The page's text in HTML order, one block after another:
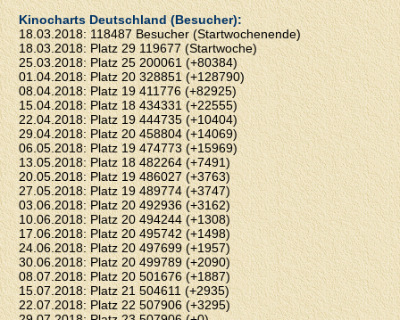
Kinocharts Deutschland (Besucher):
18.03.2018: 118487 Besucher (Startwochenende)
18.03.2018: Platz 29 119677 (Startwoche)
25.03.2018: Platz 25 200061 (+80384)
01.04.2018: Platz 20 328851 (+128790)
08.04.2018: Platz 19 411776 (+82925)
15.04.2018: Platz 18 434331 (+22555)
22.04.2018: Platz 19 444735 (+10404)
29.04.2018: Platz 20 458804 (+14069)
06.05.2018: Platz 19 474773 (+15969)
13.05.2018: Platz 18 482264 (+7491)
20.05.2018: Platz 19 486027 (+3763)
27.05.2018: Platz 19 489774 (+3747)
03.06.2018: Platz 20 492936 (+3162)
10.06.2018: Platz 20 494244 (+1308)
17.06.2018: Platz 20 495742 (+1498)
24.06.2018: Platz 20 497699 (+1957)
30.06.2018: Platz 20 499789 (+2090)
08.07.2018: Platz 20 501676 (+1887)
15.07.2018: Platz 21 504611 (+2935)
22.07.2018: Platz 22 507906 (+3295)